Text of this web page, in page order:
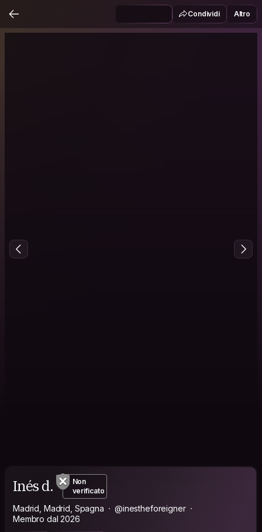
Condividi Altro
Inés d.
Non
verificato
Madrid, Madrid, Spagna
@inestheforeigner
Membro dal 2026